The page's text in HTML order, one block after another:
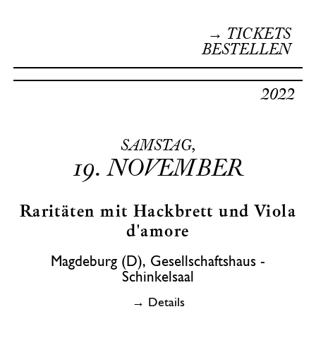
→ TICKETS
BESTELLEN
SAMSTAG,
19. NOVEMBER
2022
Raritäten mit Hackbrett und Viola
d'amore
Magdeburg (D), Gesellschaftshaus -
Schinkelsaal
→ Details